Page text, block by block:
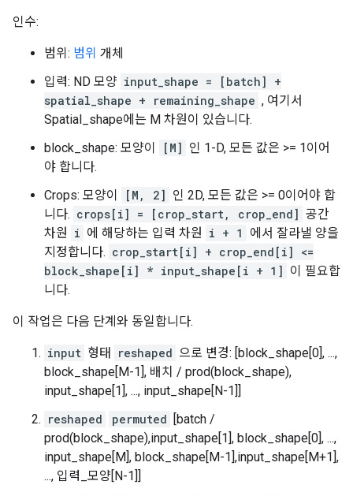
인수:
범위: 범위 개체
입력: ND 모양 input_shape = [batch] +
spatial_shape + remaining_shape , 여기서
Spatial_shape에는 M 차원이 있습니다.
block_shape: 모양이
[M] 인 1-D, 모든 값은 >= 1이어
야 합니다.
Crops: 모양이
[M, 2] 인 2D, 모든 값은 >= 0이어야 합
니다. crops[i] = [crop_start, crop_end] 공간
차원 i 에 해당하는 입력 차원 i + 1
에서 잘라낼 양을
지정합니다. crop_start[i] + crop_end[i] <=
block_shape[i] * input_shape[i + 1] 이 필요합
니다.
이 작업은 다음 단계와 동일합니다.
input 형태 reshaped 으로 변경: [block_shape[0], ...,
block_shape[M-1], 배치 / prod(block_shape),
input_shape[1], ..., input_shape[N-1]]
reshaped
permuted [batch /
prod(block_shape),input_shape[1], block_shape[0], ...,
input_shape[M], block_shape[M-1],input_shape[M+1],
..., 입력_모양[N-1]]